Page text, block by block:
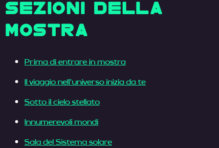
SEZIONI DELLA
MOSTRA
Prima di entrare in mostra
Il viaggio nell’universo inizia da te
Sotto il cielo stellato
Innumerevoli mondi
Sala del Sistema solare